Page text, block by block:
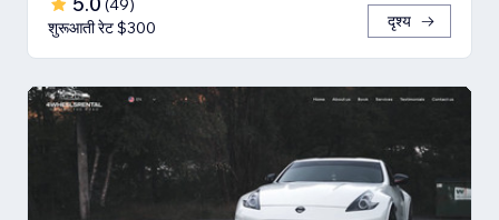
(49)
शुरूआती रेट $300
दृश्य